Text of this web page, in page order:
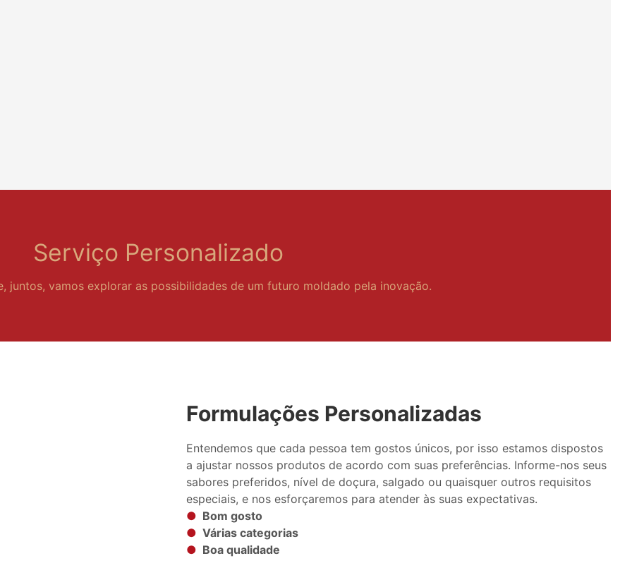
Serviço Personalizado
juntos, vamos explorar as possibilidades de um futuro moldado pela inovação.
Formulações Personalizadas
Entendemos que cada pessoa tem gostos únicos, por isso estamos dispostos
a ajustar nossos produtos de acordo com suas preferências. Informe-nos seus
sabores preferidos, nível de doçura, salgado ou quaisquer outros requisitos
especiais, e nos esforçaremos para atender às suas expectativas.
● Bom gosto
● Várias categorias
● Boa qualidade